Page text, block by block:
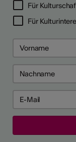
Für
Für